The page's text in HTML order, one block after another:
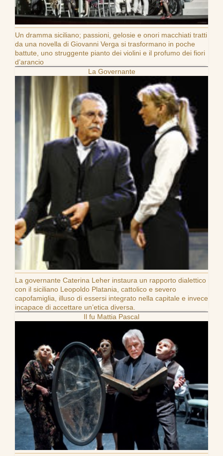
Un dramma siciliano; passioni, gelosie e onori macchiati tratti
da una novella di Giovanni Verga si trasformano in poche
battute, uno struggente pianto dei violini e il profumo dei fiori
d’arancio
La Governante
La governante Caterina Leher instaura un rapporto dialettico
con il siciliano Leopoldo Platania, cattolico e severo
capofamiglia, illuso di essersi integrato nella capitale e invece
incapace di accettare un’etica diversa.
Il fu Mattia Pascal